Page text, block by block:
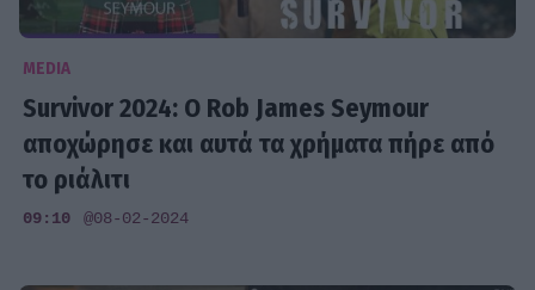
MEDIA
Survivor 2024: Ο Rob James Seymour
αποχώρησε και αυτά τα χρήματα πήρε από
το ριάλιτι
09:10 @08-02-2024